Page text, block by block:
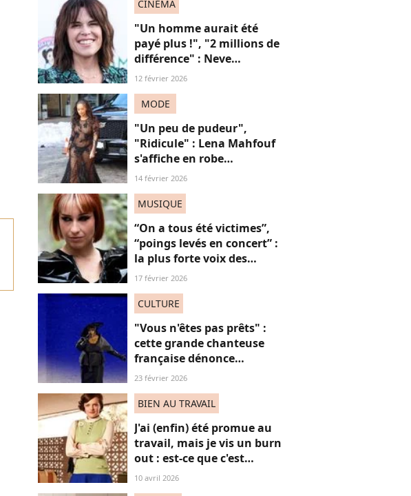
CINÉMA
"Un homme aurait été
payé plus !", "2 millions de
différence" : Neve
Campbell dénonce les
Hollywood (et on
12 février 2026
MODE
"Un peu de pudeur",
"Ridicule" : Lena Mahfouf
s'affiche en robe
transparente et subit les
14 février 2026
MUSIQUE
“On a tous été victimes”,
“poings levés en concert” :
la plus forte voix des
Victoires de la Musique
chanson “Je t’accuse”
17 février 2026
CULTURE
"Vous n'êtes pas prêts" :
cette grande chanteuse
française dénonce
“l’effacement des femmes
(forcément) réagir
23 février 2026
BIEN AU TRAVAIL
J'ai (enfin) été promue au
travail, mais je vis un burn
out : est-ce que c'est
normal ?
10 avril 2026